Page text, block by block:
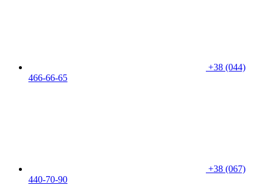
+38 (044)
466-66-65
+38 (067)
440-70-90